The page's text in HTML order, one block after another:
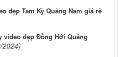
đẹp Tam Kỳ Quảng Nam giá rẻ
video đẹp Đồng Hới Quảng
2024)